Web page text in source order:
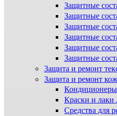
Защитные
Защитные
Защитные
Защитные
Защитные
Защитные
Защита и ремонт
Защита и ремонт
Краски и лаки
Средства для